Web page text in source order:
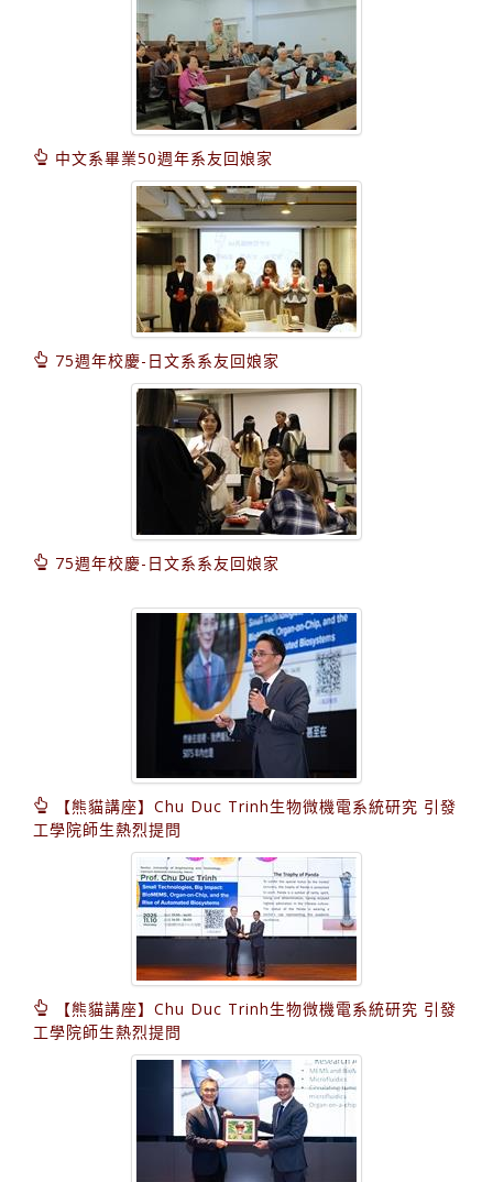
中文系畢業50週年系友回娘家
75週年校慶-日文系系友回娘家
75週年校慶-日文系系友回娘家
【熊貓講座】Chu Duc Trinh生物微機電系統研究 引發
工學院師生熱烈提問
【熊貓講座】Chu Duc Trinh生物微機電系統研究 引發
工學院師生熱烈提問